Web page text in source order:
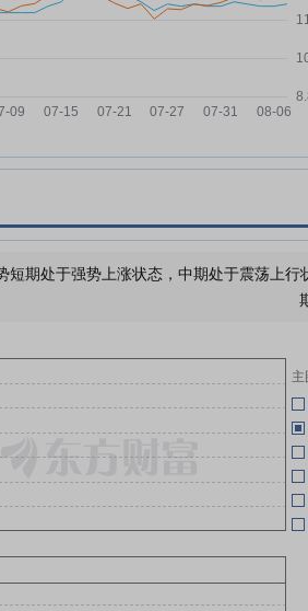
年年度权益分派
停转股的公告
06-05
05-29
05-13
短期处于强势上涨状态，中期处于震荡上
主